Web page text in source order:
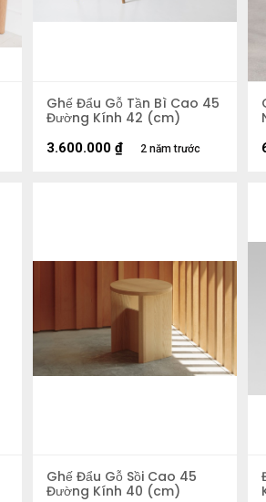
Ghế Đẩu Gỗ Tần Bì Cao 45
Đường Kính 42 (cm)
2 năm trước
3.600.000 ₫
Ghế Đẩu Gỗ Sồi Cao 45
Đường Kính 40 (cm)